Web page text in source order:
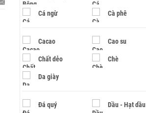
Cá ngừ Cà phê
Cacao Cao su
Chất dẻo Chè
Da giày
Đá quý Dầu - Hạt dầu